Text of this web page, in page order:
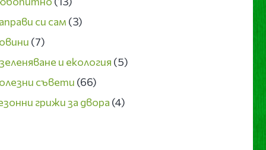
си сам (3)
(7)
и екология (5)
съвети (66)
грижи за двора (4)